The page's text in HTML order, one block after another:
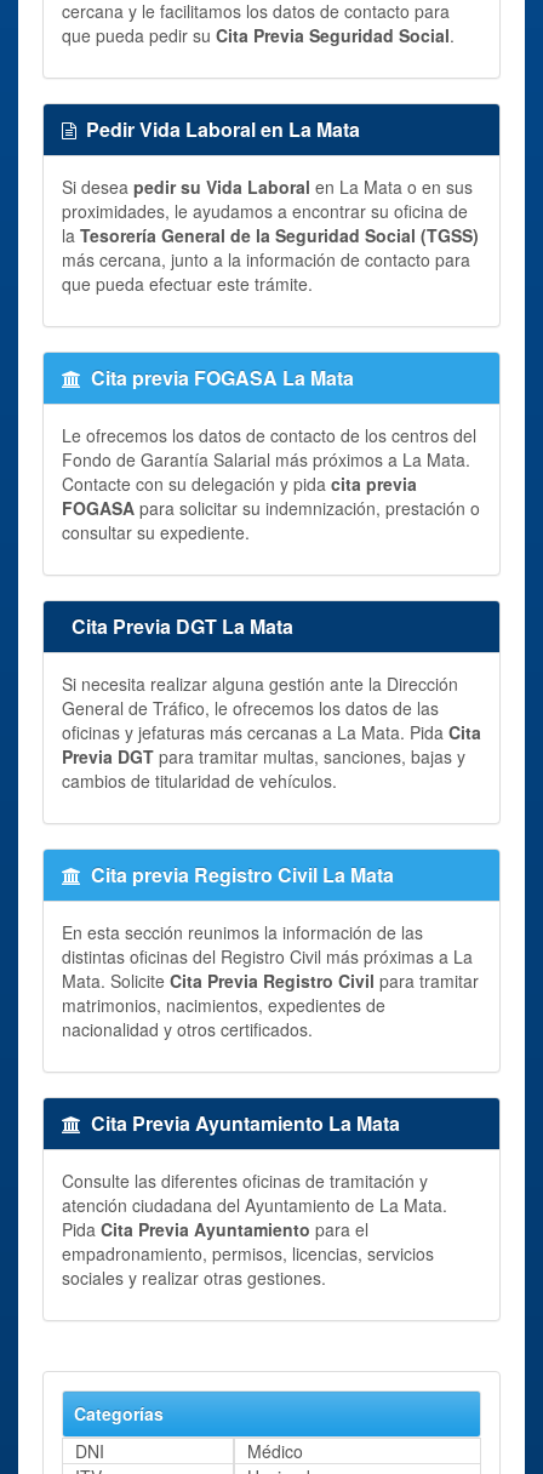
cercana y le facilitamos los datos de contacto para
que pueda pedir su Cita Previa Seguridad Social.
Pedir Vida Laboral en La Mata
Si desea pedir su Vida Laboral en La Mata o en sus
proximidades, le ayudamos a encontrar su oficina de
la Tesorería General de la Seguridad Social (TGSS)
más cercana, junto a la información de contacto para
que pueda efectuar este trámite.
Cita previa FOGASA La Mata
Le ofrecemos los datos de contacto de los centros del
Fondo de Garantía Salarial más próximos a La Mata.
Contacte con su delegación y pida cita previa
FOGASA para solicitar su indemnización, prestación o
consultar su expediente.
Cita Previa DGT La Mata
Si necesita realizar alguna gestión ante la Dirección
General de Tráfico, le ofrecemos los datos de las
oficinas y jefaturas más cercanas a La Mata. Pida Cita
Previa DGT para tramitar multas, sanciones, bajas y
cambios de titularidad de vehículos.
Cita previa Registro Civil La Mata
En esta sección reunimos la información de las
distintas oficinas del Registro Civil más próximas a La
Mata. Solicite Cita Previa Registro Civil para tramitar
matrimonios, nacimientos, expedientes de
nacionalidad y otros certificados.
Cita Previa Ayuntamiento La Mata
Consulte las diferentes oficinas de tramitación y
atención ciudadana del Ayuntamiento de La Mata.
Pida Cita Previa Ayuntamiento para el
empadronamiento, permisos, licencias, servicios
sociales y realizar otras gestiones.
Categorías
DNI
Médico